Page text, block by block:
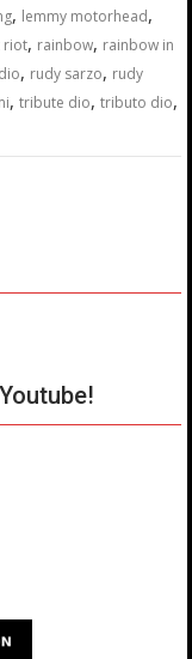
, lemmy motorhead,
riot, rainbow, rainbow in
, rudy sarzo, rudy
,tribute dio,tributo dio,